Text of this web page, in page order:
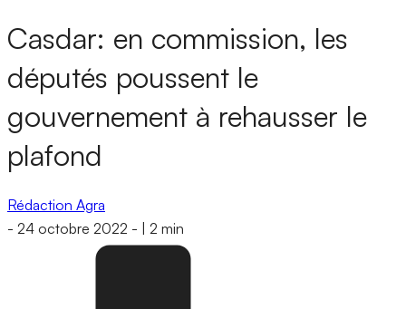
Casdar: en commission, les
députés poussent le
gouvernement à rehausser le
plafond
Rédaction Agra
- 24 octobre 2022 - 2 min